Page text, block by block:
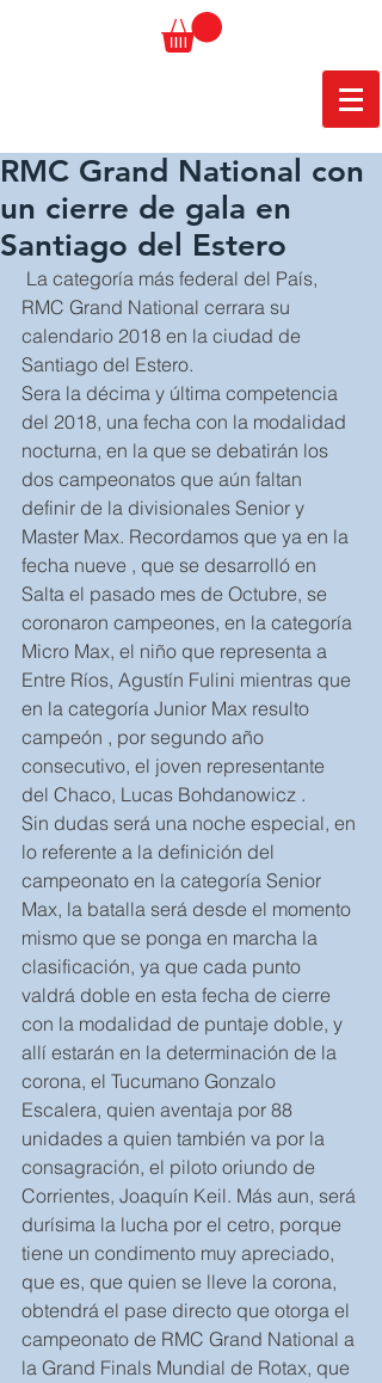
RMC Grand National con
un cierre de gala en
Santiago del Estero
RMC Grand National cerrara su
calendario 2018 en la ciudad de
Santiago del Estero.
Sera la décima y última competencia
del 2018, una fecha con la modalidad
nocturna, en la que se debatirán los
dos campeonatos que aún faltan
definir de la divisionales Senior y
Master Max. Recordamos que ya en la
fecha nueve , que se desarrolló en
Salta el pasado mes de Octubre, se
coronaron campeones, en la categoría
Micro Max, el niño que representa a
Entre Ríos, Agustín Fulini mientras que
en la categoría Junior Max resulto
campeón , por segundo año
consecutivo, el joven representante
del Chaco, Lucas Bohdanowicz .
Sin dudas será una noche especial, en
lo referente a la definición del
campeonato en la categoría Senior
Max, la batalla será desde el momento
mismo que se ponga en marcha la
clasificación, ya que cada punto
valdrá doble en esta fecha de cierre
con la modalidad de puntaje doble, y
allí estarán en la determinación de la
corona, el Tucumano Gonzalo
Escalera, quien aventaja por 88
unidades a quien también va por la
consagración, el piloto oriundo de
Corrientes, Joaquín Keil. Más aun, será
durísima la lucha por el cetro, porque
tiene un condimento muy apreciado,
que es, que quien se lleve la corona,
obtendrá el pase directo que otorga el
campeonato de RMC Grand National a
la Grand Finals Mundial de Rotax, que